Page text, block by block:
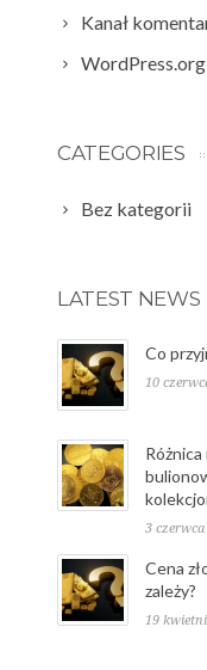
Kanał
WordPress.org
CATEGORIES
Bez kategorii
LATEST NEWS
Co
10
3 czerwca
Cena
zależy?
19